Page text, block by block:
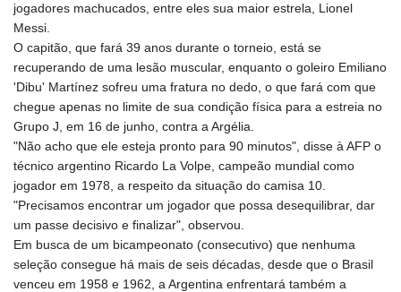
jogadores machucados, entre eles sua maior estrela, Lionel
Messi.
O capitão, que fará 39 anos durante o torneio, está se
recuperando de uma lesão muscular, enquanto o goleiro Emiliano
'Dibu' Martínez sofreu uma fratura no dedo, o que fará com que
chegue apenas no limite de sua condição física para a estreia no
Grupo J, em 16 de junho, contra a Argélia.
"Não acho que ele esteja pronto para 90 minutos", disse à AFP o
técnico argentino Ricardo La Volpe, campeão mundial como
jogador em 1978, a respeito da situação do camisa 10.
"Precisamos encontrar um jogador que possa desequilibrar, dar
um passe decisivo e finalizar", observou.
Em busca de um bicampeonato (consecutivo) que nenhuma
seleção consegue há mais de seis décadas, desde que o Brasil
venceu em 1958 e 1962, a Argentina enfrentará também a